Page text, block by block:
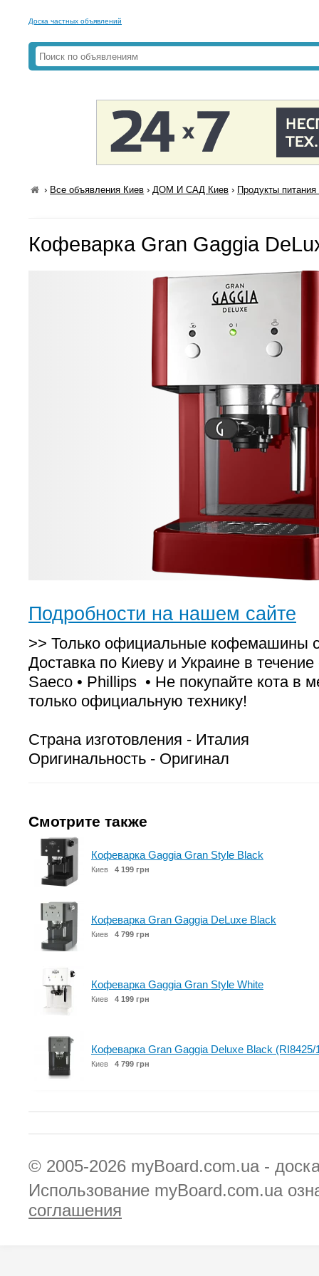
Доска частных объявлений
› Все объявления Киев ›ДОМ И САД Киев › Продукты
Кофеварка Gran Gaggia
Подробности на нашем сайте
>> Только официальные кофемашины с
Доставка по Киеву и Украине в течение
Saeco • Phillips • Не покупайте кота в
только официальную технику!
Страна изготовления - Италия
Оригинальность - Оригинал
Смотрите также
Кофеварка Gaggia Gran Style Black
Киев 4 199 грн
Кофеварка Gran Gaggia DeLuxe Black
Киев 4 799 грн
Кофеварка Gaggia Gran Style White
Киев 4 199 грн
Кофеварка Gran Gaggia Deluxe Black (RI8425/
Киев 4 799 грн
© 2005-2026 myBoard.com.ua -
Использование myBoard.com.ua
соглашения